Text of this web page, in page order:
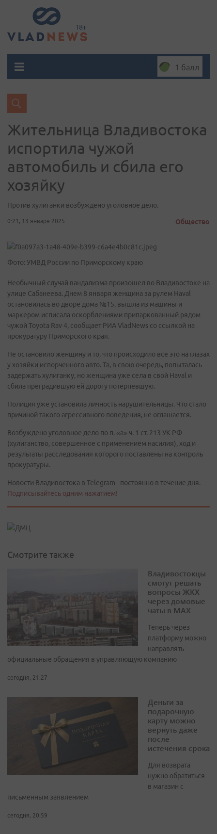
1 балл
Жительница Владивостока
испортила чужой
автомобиль и сбила его
хозяйку
Против хулиганки возбуждено уголовное дело.
0:21, 13 января 2025 Общество
Фото: УМВД России по Приморскому краю
Необычный случай вандализма произошел во Владивостоке на
улице Сабанеева. Днем 8 января женщина за рулем Haval
остановилась во дворе дома №15, вышла из машины и
маркером исписала оскорблениями припаркованный рядом
чужой Toyota Rav 4, сообщает РИА VladNews со ссылкой на
прокуратуру Приморского края.
Не остановило женщину и то, что происходило все это на глазах
у хозяйки испорченного авто. Та, в свою очередь, попыталась
задержать хулиганку, но женщина уже села в свой Haval и
сбила преградившую ей дорогу потерпевшую.
Полиция уже установила личность нарушительницы. Что стало
причиной такого агрессивного поведения, не оглашается.
Возбуждено уголовное дело по п. «а» ч. 1 ст. 213 УК РФ
(хулиганство, совершенное с применением насилия), ход и
результаты расследования которого поставлены на контроль
прокуратуры.
Новости Владивостока в Telegram - постоянно в течение дня.
Подписывайтесь одним нажатием!
Смотрите также
Владивостокцы
смогут решать
вопросы ЖКХ
через домовые
чаты в МАХ
Теперь через
платформу можно
направлять
официальные обращения в управляющую компанию
сегодня, 21:27
Деньги за
подарочную
карту можно
вернуть даже
после
истечения срока
Для возврата
нужно обратиться
в магазин с
письменным заявлением
сегодня, 20:59